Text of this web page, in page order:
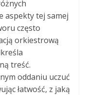
aspekty tej samej
często
orkiestrową
treść.
oddaniu uczuć
łatwość, z jaką